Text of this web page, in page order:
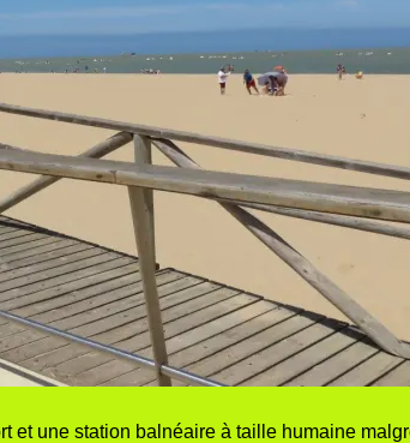
et une station balnéaire à taille humaine